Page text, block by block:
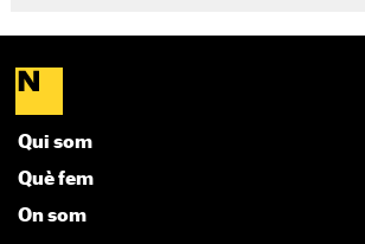
Qui som
Què fem
On som